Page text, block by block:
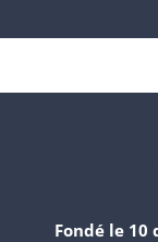
Fondé le 10